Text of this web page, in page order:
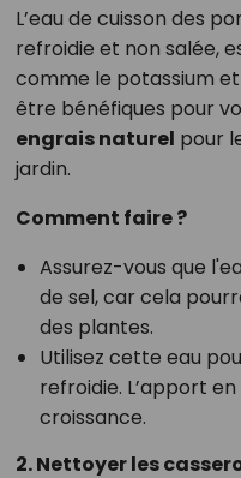
L’eau de cuisson des
refroidie et non salée,
comme le potassium
être bénéfiques pour
engrais naturel pour
jardin.
Comment faire ?
Assurez-vous que
de sel, car cela
des plantes.
Utilisez cette eau
refroidie. L’apport
croissance.
2. Nettoyer les